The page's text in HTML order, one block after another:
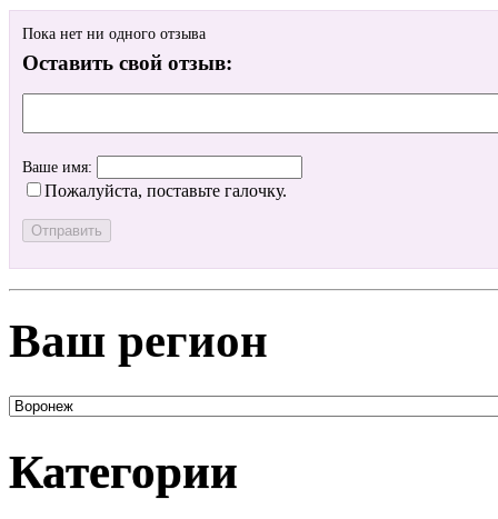
Пока нет ни одного отзыва
Оставить свой отзыв:
Ваше имя:
Пожалуйста, поставьте галочку.
Ваш регион
Категории